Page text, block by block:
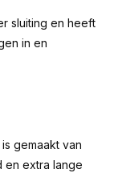
sluiting en heeft
in en
gemaakt van
en extra lange